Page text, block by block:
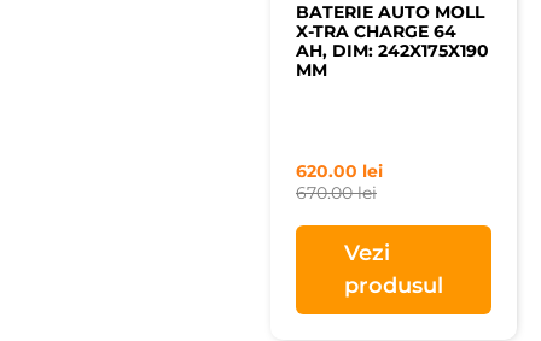
BATERIE AUTO MOLL
X-TRA CHARGE 64
AH, DIM: 242X175X190
MM
670.00lei
620.00 lei
Vezi
produsul